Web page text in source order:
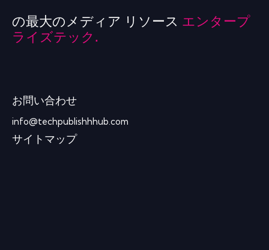
の最大のメディア リソース エンタープ
ライズテック.
お問い合わせ
info@techpublishhhub.com
サイトマップ